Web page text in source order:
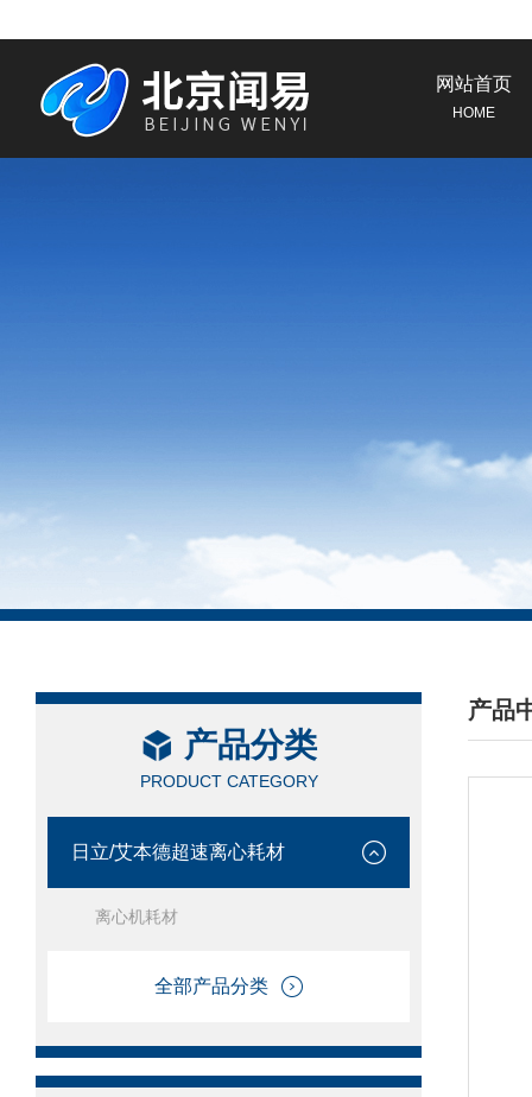
网站首页
HOME
产品分类
PRODUCT CATEGORY
日立/艾本德超速离心耗材
离心机耗材
全部产品分类
产品
/